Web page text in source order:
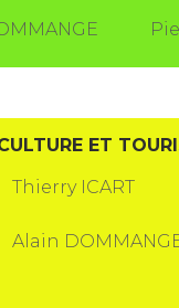
ET
Thierry ICART
Alain